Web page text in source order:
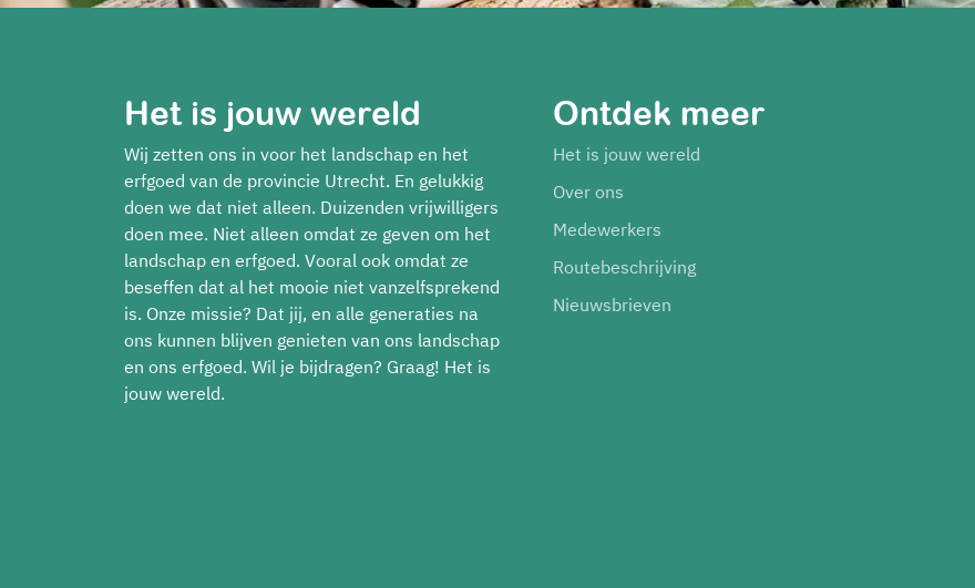
Het is jouw wereld
Wij zetten ons in voor het landschap en het
erfgoed van de provincie Utrecht. En gelukkig
doen we dat niet alleen. Duizenden vrijwilligers
doen mee. Niet alleen omdat ze geven om het
landschap en erfgoed. Vooral ook omdat ze
beseffen dat al het mooie niet vanzelfsprekend
is. Onze missie? Dat jij, en alle generaties na
ons kunnen blijven genieten van ons landschap
en ons erfgoed. Wil je bijdragen? Graag! Het is
jouw wereld.
Ontdek meer
Het is jouw wereld
Over ons
Medewerkers
Routebeschrijving
Nieuwsbrieven